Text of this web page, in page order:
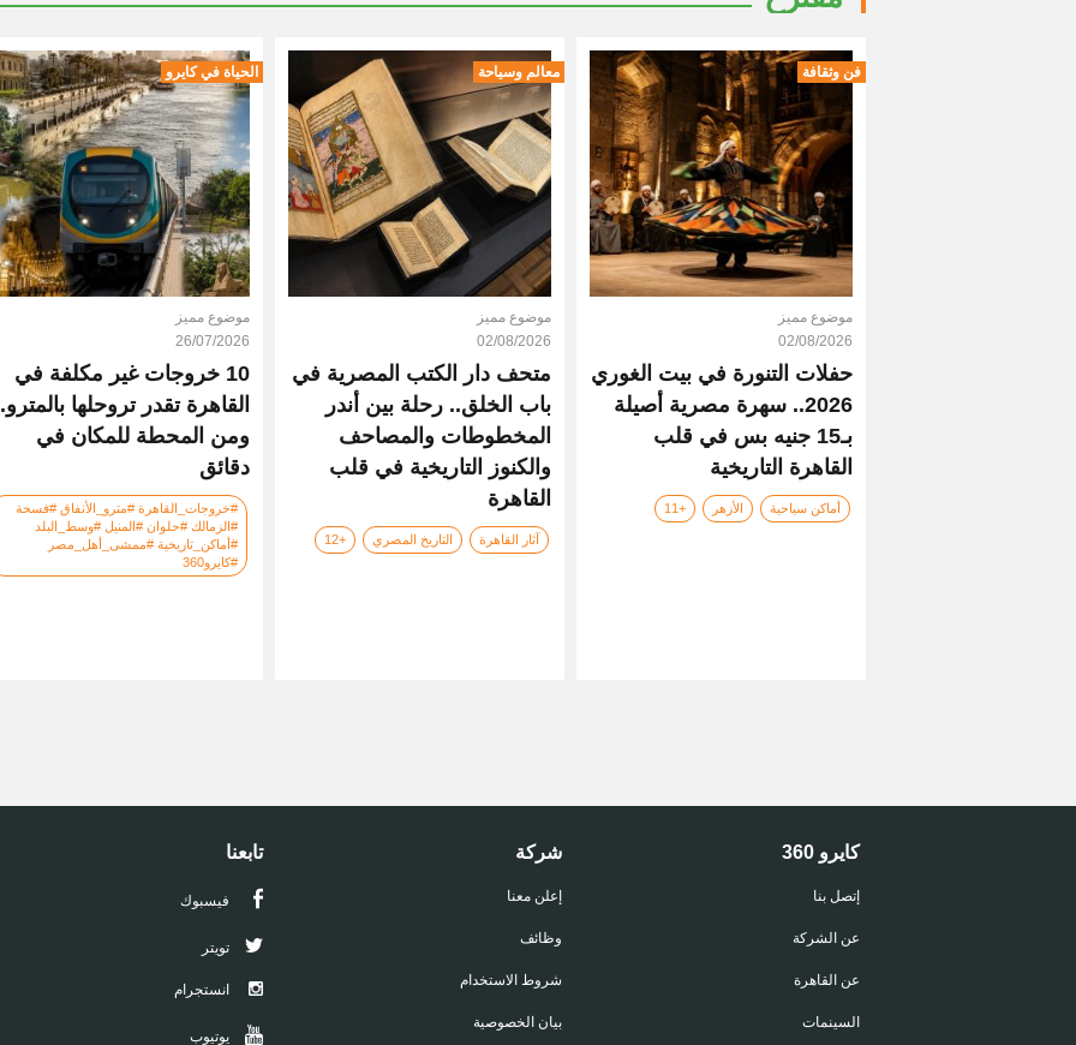
فن وثقافة
موضوع مميز
02/08/2026
حفلات التنورة في بيت الغوري
2026.. سهرة مصرية أصيلة
بـ15 جنيه بس في قلب
القاهرة التاريخية
أماكن سياحية الأزهر +11
معالم وسياحة
موضوع مميز
02/08/2026
متحف دار الكتب المصرية في
باب الخلق.. رحلة بين أندر
المخطوطات والمصاحف
والكنوز التاريخية في قلب
القاهرة
آثار القاهرة التاريخ المصري +12
الحياة في كايرو
موضوع مميز
26/07/2026
10 خروجات غير مكلفة في
القاهرة تقدر تروحلها
ومن المحطة للمكان في
دقائق
#خروجات_القاهرة #مترو_الأنفاق #فسحة
#الزمالك #حلوان #المنيل #وسط_البلد
#أماكن_تاريخية #ممشى_أهل_مصر
#كايرو360
كايرو 360
إتصل بنا
عن الشركة
عن القاهرة
السينمات
شركة
إعلن معنا
وظائف
شروط الاستخدام
بيان الخصوصية
تابعنا
فيسبوك
تويتر
انستجرام
يوتيوب